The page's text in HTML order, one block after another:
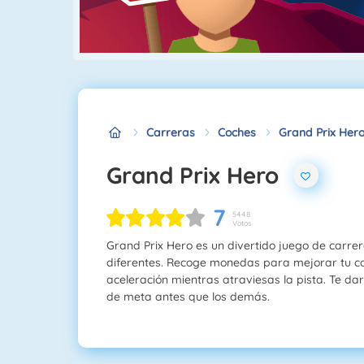
Carreras Coches Grand Prix Hero
Grand Prix Hero
7
5448
Votos
Grand Prix Hero es un divertido juego de
diferentes. Recoge monedas para mejorar tu
aceleración mientras atraviesas la pista. Te
de meta antes que los demás.